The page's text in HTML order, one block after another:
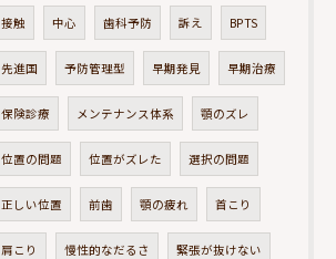
接触 中心 歯科予防 訴え BPTS
先進国 予防管理型 早期発見 早期治療
保険診療 メンテナンス体系 顎のズレ
位置の問題 位置がズレた 選択の問題
正しい位置 前歯 顎の疲れ 首こり
肩こり 慢性的なだるさ 緊張が抜けない